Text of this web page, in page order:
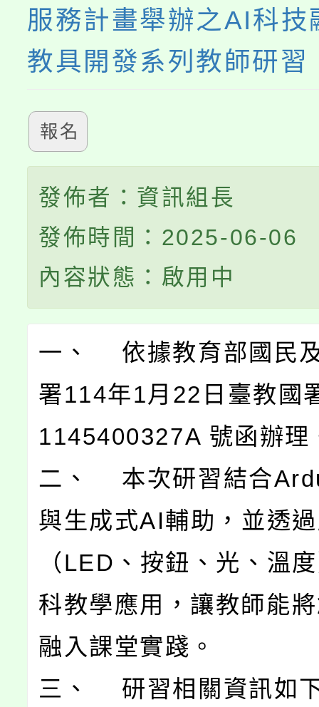
服務計畫舉辦之AI科技
教具開發系列教師研習
報名
發佈者：資訊組長
發佈時間：2025-06-06
內容狀態：啟用中
一、 依據教育部國民
署114年1月22日臺教國
1145400327A 號函辦理
二、 本次研習結合
與生成式AI輔助，並透
（LED、按鈕、光、溫
科教學應用，讓教師能
融入課堂實踐。
三、 研習相關資訊如